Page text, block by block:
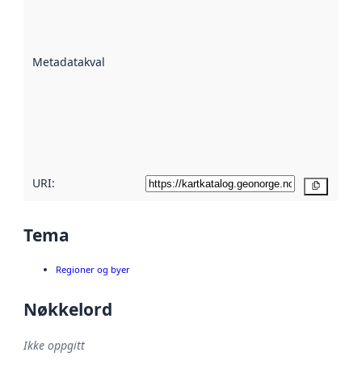
Metadatakvalitet
URI:
Tema
Regioner og byer
Nøkkelord
Ikke oppgitt